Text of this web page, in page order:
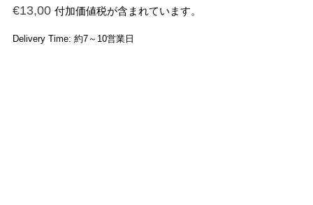
€13,00 付加価値税が含まれています。
Delivery Time: 約7～10営業日